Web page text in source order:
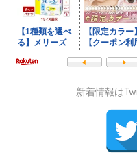
新着情報は